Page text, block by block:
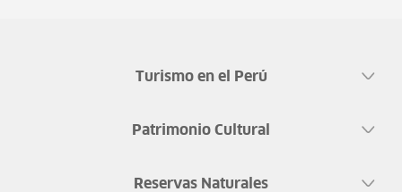
Turismo en el Perú
Patrimonio Cultural
Reservas Naturales